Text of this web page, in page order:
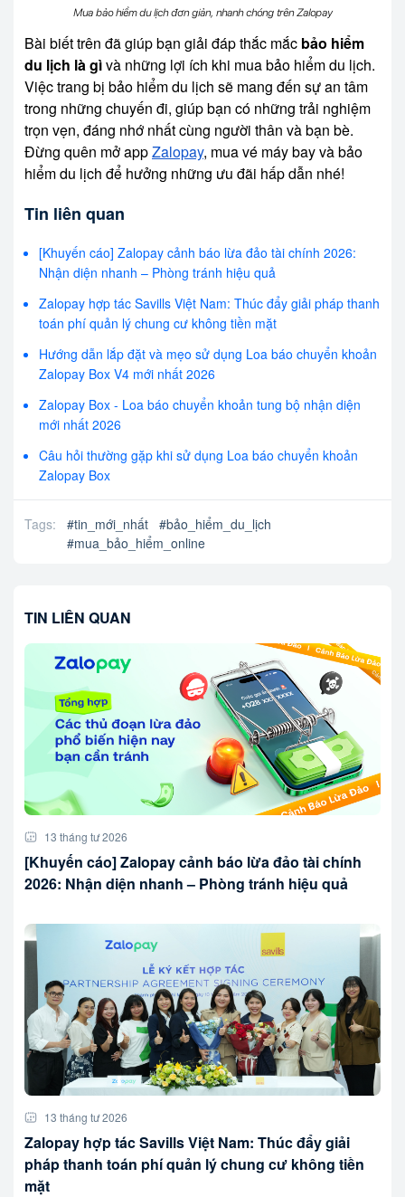
Mua bảo hiểm du lịch đơn giản, nhanh chóng trên Zalopay
Bài biết trên đã giúp bạn giải đáp thắc mắc bảo hiểm
du lịch là gìvà những lợi ích khi mua bảo hiểm du lịch.
Việc trang bị bảo hiểm du lịch sẽ mang đến sự an tâm
trong những chuyến đi, giúp bạn có những trải nghiệm
trọn vẹn, đáng nhớ nhất cùng người thân và bạn bè.
Đừng quên mở appZalopay, mua vé máy bay và bảo
hiểm du lịch để hưởng những ưu đãi hấp dẫn nhé!
Tin liên quan
[Khuyến cáo] Zalopay cảnh báo lừa đảo tài chính 2026:
Nhận diện nhanh – Phòng tránh hiệu quả
Zalopay hợp tác Savills Việt Nam: Thúc đẩy giải pháp thanh
toán phí quản lý chung cư không tiền mặt
Hướng dẫn lắp đặt và mẹo sử dụng Loa báo chuyển khoản
Zalopay Box V4 mới nhất 2026
Zalopay Box - Loa báo chuyển khoản tung bộ nhận diện
mới nhất 2026
Câu hỏi thường gặp khi sử dụng Loa báo chuyển khoản
Zalopay Box
Tags: #tin_mới_nhất #bảo_hiểm_du_lịch
#mua_bảo_hiểm_online
TIN LIÊN QUAN
13 tháng tư 2026
[Khuyến cáo] Zalopay cảnh báo lừa đảo tài chính
2026: Nhận diện nhanh – Phòng tránh hiệu quả
13 tháng tư 2026
Zalopay hợp tác Savills Việt Nam: Thúc đẩy giải
pháp thanh toán phí quản lý chung cư không tiền
mặt